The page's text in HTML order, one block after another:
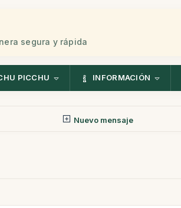
segura y rápida
PICCHU INFORMACIÓN
Nuevo mensaje